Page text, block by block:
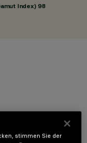
Index) 98
stimmen Sie der